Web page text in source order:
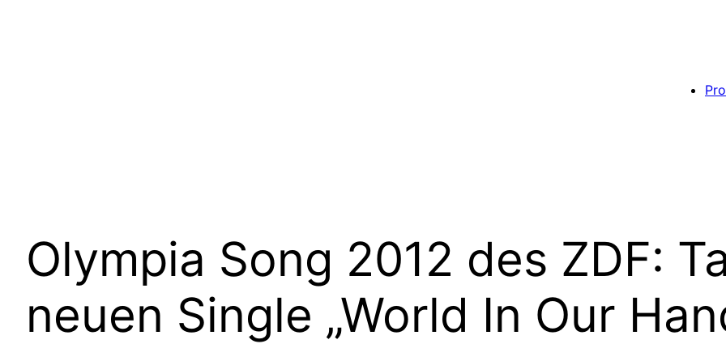
Olympia Song 2012 des ZDF:
neuen Single „World In Our